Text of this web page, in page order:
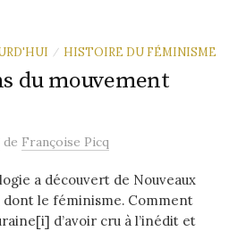
/ HISTOIRE DU FÉMINISME
du mouvement
de Françoise Picq
a découvert de Nouveaux
dont le féminisme. Comment
d’avoir cru à l’inédit et